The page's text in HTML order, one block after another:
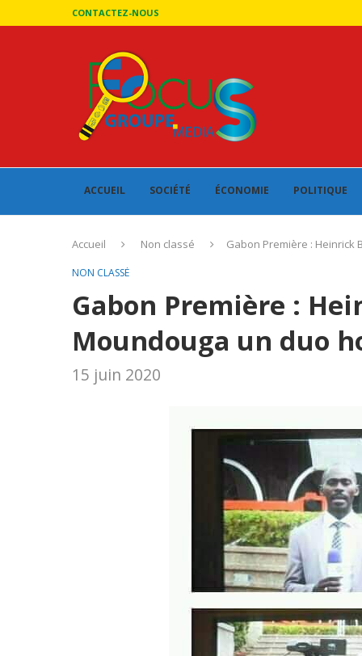
CONTACTEZ-NOUS
ACCUEIL SOCIÉTÉ ÉCONOMIE POLITIQUE
Accueil Non classé Gabon Première : Heinrick
NON CLASSÉ
Gabon Première :
Moundouga un duo
15 juin 2020